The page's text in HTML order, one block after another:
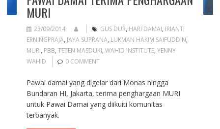
MURI
23/09/2014 GUS DUR, HARI DAMAI, IRIANTI
ERNINGPRAJA, JAYA SUPRANA, LUKMAN HAKIM SAIFUDDIN,
MURI, PBB, TETEN MASDUKI, WAHID INSTITUTE, YENNY
WAHID
0 COMMENT
Pawai damai yang digelar dari Monas hingga
Bundaran HI, Jakarta, terima penghargaan MURI
untuk Pawai Damai yang diikuiti komunitas
terbanyak.